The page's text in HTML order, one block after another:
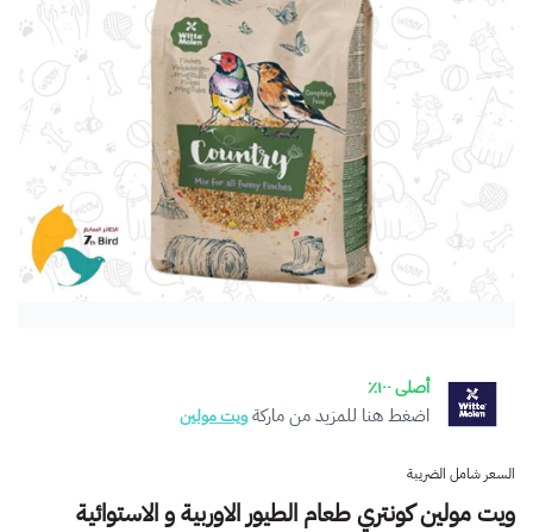
أصلى ١٠٠٪
اضغط هنا للمزيد من ماركةويت مولين
السعر شامل الضريبة
ويت مولين كونتري طعام الطيور الاوربية و الاستوائية